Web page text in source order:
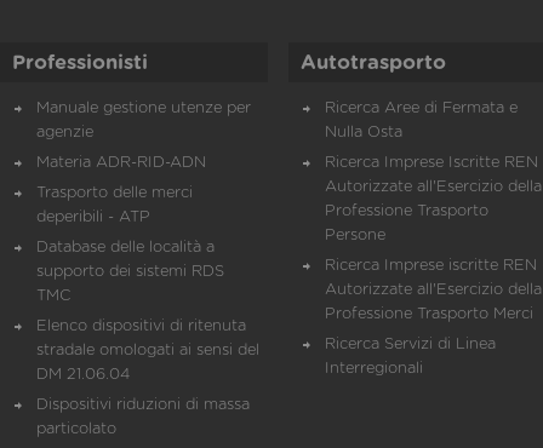
Professionisti
Manuale gestione utenze per
agenzie
Materia ADR-RID-ADN
Trasporto delle merci
deperibili - ATP
Database delle località a
supporto dei sistemi RDS
TMC
Elenco dispositivi di ritenuta
stradale omologati ai sensi del
DM 21.06.04
Dispositivi riduzioni di massa
particolato
Autotrasporto
Ricerca Aree di Fermata e
Nulla Osta
Ricerca Imprese Iscritte REN
Autorizzate all'Esercizio della
Professione Trasporto
Persone
Ricerca Imprese iscritte REN
Autorizzate all'Esercizio della
Professione Trasporto Merci
Ricerca Servizi di Linea
Interregionali